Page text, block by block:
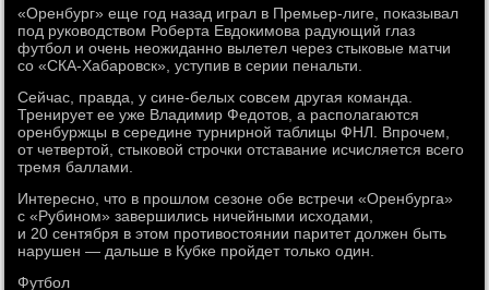
«Оренбург» еще год назад играл в Премьер-лиге, показывал
под руководством Роберта Евдокимова радующий глаз
футбол и очень неожиданно вылетел через стыковые матчи
со «СКА-Хабаровск», уступив в серии пенальти.
Сейчас, правда, у сине-белых совсем другая команда.
Тренирует ее уже Владимир Федотов, а располагаются
оренбуржцы в середине турнирной таблицы ФНЛ. Впрочем,
от четвертой, стыковой строчки отставание исчисляется всего
тремя баллами.
Интересно, что в прошлом сезоне обе встречи «Оренбурга»
с «Рубином» завершились ничейными исходами,
и 20 сентября в этом противостоянии паритет должен быть
нарушен — дальше в Кубке пройдет только один.
Футбол